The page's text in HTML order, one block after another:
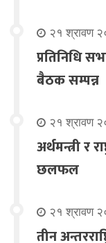
२१ श्रावण
प्रतिनिधि
बैठक सम्पन्न
२१ श्रावण
अर्थमन्त्री र
छलफल
२१ श्रावण
तीन